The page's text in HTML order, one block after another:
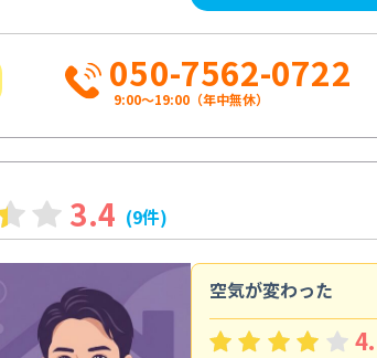
050-7562-0722
9:00～19:00（年中無休）
3.4 (9件)
空気が変わった